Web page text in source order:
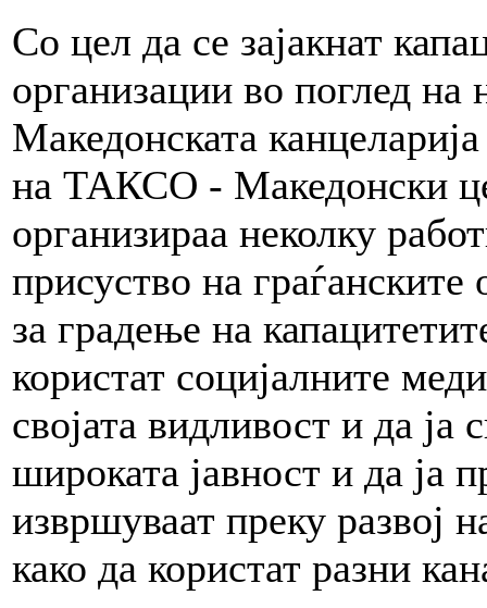
Со цел да се зајакнат
организации во поглед на
Македонската
на ТАКСО - Македонски
организираа неколку
присуство на
за градење на
користат социјалните
својата видливост и да ја
широката јавност и да ја
извршуваат преку развој
како да користат разни